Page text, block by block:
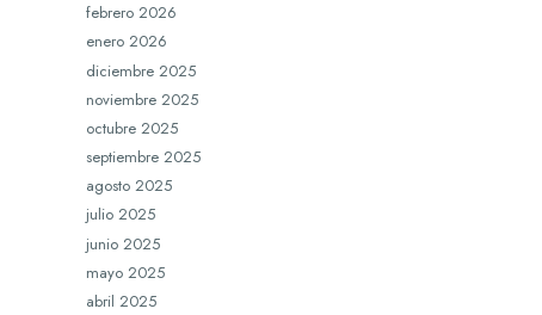
febrero 2026
enero 2026
diciembre 2025
noviembre 2025
octubre 2025
septiembre 2025
agosto 2025
julio 2025
junio 2025
mayo 2025
abril 2025